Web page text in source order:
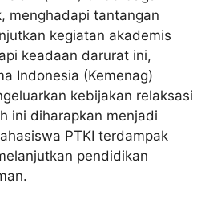
menghadapi tantangan
kegiatan akademis
keadaan darurat ini,
Indonesia (Kemenag)
kebijakan relaksasi
ini diharapkan menjadi
PTKI terdampak
pendidikan